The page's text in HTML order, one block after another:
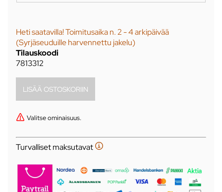
Heti saatavilla! Toimitusaika n. 2 - 4 arkipäivää
(Syrjäseuduille harvennettu jakelu)
Tilauskoodi
7813312
Valitse ominaisuus.
Turvalliset maksutavat